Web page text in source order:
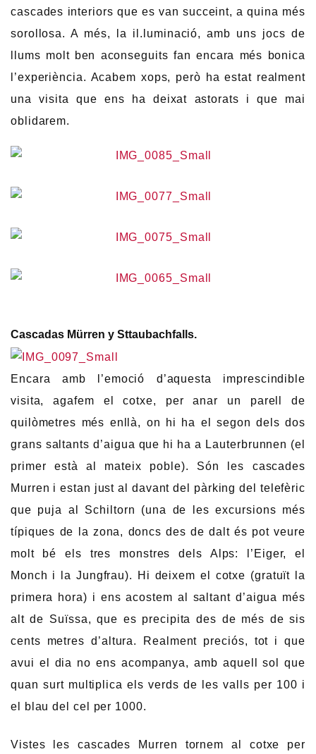
cascades interiors que es van succeint, a quina més
sorollosa. A més, la il.luminació, amb uns jocs de
llums molt ben aconseguits fan encara més bonica
l’experiència. Acabem xops, però ha estat realment
una visita que ens ha deixat astorats i que mai
oblidarem.
Cascadas Mürren y Sttaubachfalls.
Encara amb l’emoció d’aquesta imprescindible
visita, agafem el cotxe, per anar un parell de
quilòmetres més enllà, on hi ha el segon dels dos
grans saltants d’aigua que hi ha a Lauterbrunnen (el
primer està al mateix poble). Són les cascades
Murren i estan just al davant del pàrking del telefèric
que puja al Schiltorn (una de les excursions més
típiques de la zona, doncs des de dalt és pot veure
molt bé els tres monstres dels Alps: l’Eiger, el
Monch i la Jungfrau). Hi deixem el cotxe (gratuït la
primera hora) i ens acostem al saltant d’aigua més
alt de Suïssa, que es precipita des de més de sis
cents metres d’altura. Realment preciós, tot i que
avui el dia no ens acompanya, amb aquell sol que
quan surt multiplica els verds de les valls per 100 i
el blau del cel per 1000.
Vistes les cascades Murren tornem al cotxe per